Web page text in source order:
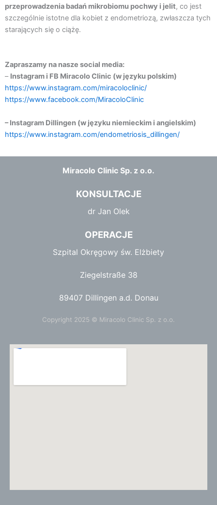
przeprowadzenia badań mikrobiomu pochwy i jelit, co jest
szczególnie istotne dla kobiet z endometriozą, zwłaszcza tych
starających się o ciążę.
Zapraszamy na nasze social media:
– Instagram i FB Miracolo Clinic (w języku polskim)
https://www.instagram.com/miracoloclinic/
https://www.facebook.com/MiracoloClinic
–Instagram Dillingen (w języku niemieckim i angielskim)
https://www.instagram.com/endometriosis_dillingen/
Miracolo Clinic Sp. z o.o.
KONSULTACJE
dr Jan Olek
OPERACJE
Szpital Okręgowy św. Elżbiety
Ziegelstraße 38
89407 Dillingen a.d. Donau
Copyright 2025 © Miracolo Clinic Sp. z o.o.